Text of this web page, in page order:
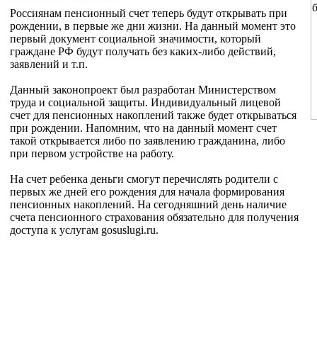
Россиянам пенсионный счет теперь будут открывать при
рождении, в первые же дни жизни. На данный момент это
первый документ социальной значимости, который
граждане РФ будут получать без каких-либо действий,
заявлений и т.п.
Данный законопроект был разработан Министерством
труда и социальной защиты. Индивидуальный лицевой
счет для пенсионных накоплений также будет открываться
при рождении. Напомним, что на данный момент счет
такой открывается либо по заявлению гражданина, либо
при первом устройстве на работу.
На счет ребенка деньги смогут перечислять родители с
первых же дней его рождения для начала формирования
пенсионных накоплений. На сегодняшний день наличие
счета пенсионного страхования обязательно для получения
доступа к услугам gosuslugi.ru.